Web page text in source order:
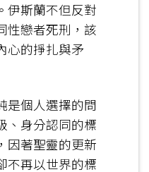
伊斯蘭不但反對
性戀者死刑，該
心的掙扎與矛
是個人選擇的問
、身分認同的標
因著聖靈的更新
不再以世界的標